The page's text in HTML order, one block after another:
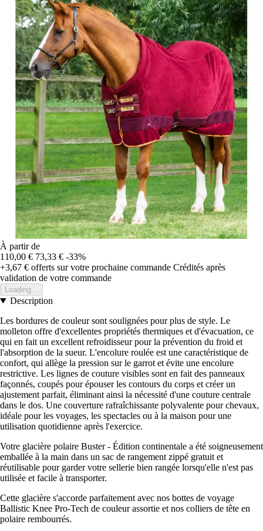
À partir de
110,00 € 73,33 € -33%
+3,67 € offerts sur votre prochaine commande Crédités après
validation de votre commande
Loading...
Description
Les bordures de couleur sont soulignées pour plus de style. Le
molleton offre d'excellentes propriétés thermiques et d'évacuation, ce
qui en fait un excellent refroidisseur pour la prévention du froid et
l'absorption de la sueur. L'encolure roulée est une caractéristique de
confort, qui allège la pression sur le garrot et évite une encolure
restrictive. Les lignes de couture visibles sont en fait des panneaux
façonnés, coupés pour épouser les contours du corps et créer un
ajustement parfait, éliminant ainsi la nécessité d'une couture centrale
dans le dos. Une couverture rafraîchissante polyvalente pour chevaux,
idéale pour les voyages, les spectacles ou à la maison pour une
utilisation quotidienne après l'exercice.
Votre glacière polaire Buster - Édition continentale a été soigneusement
emballée à la main dans un sac de rangement zippé gratuit et
réutilisable pour garder votre sellerie bien rangée lorsqu'elle n'est pas
utilisée et facile à transporter.
Cette glacière s'accorde parfaitement avec nos bottes de voyage
Ballistic Knee Pro-Tech de couleur assortie et nos colliers de tête en
polaire rembourrés.